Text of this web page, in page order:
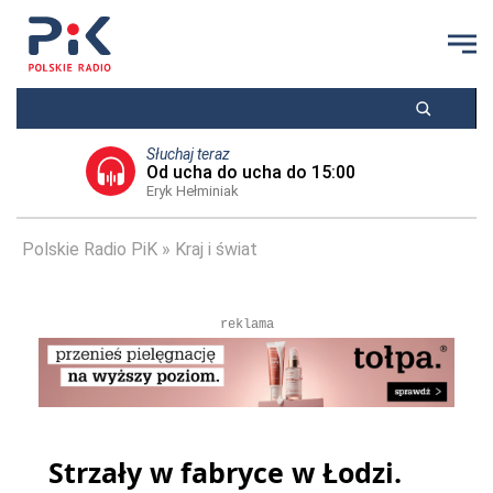
Słuchaj teraz
Od ucha do ucha do 15:00
Eryk Hełminiak
Polskie Radio PiK Kraj i świat
reklama
Strzały w fabryce w Łodzi.